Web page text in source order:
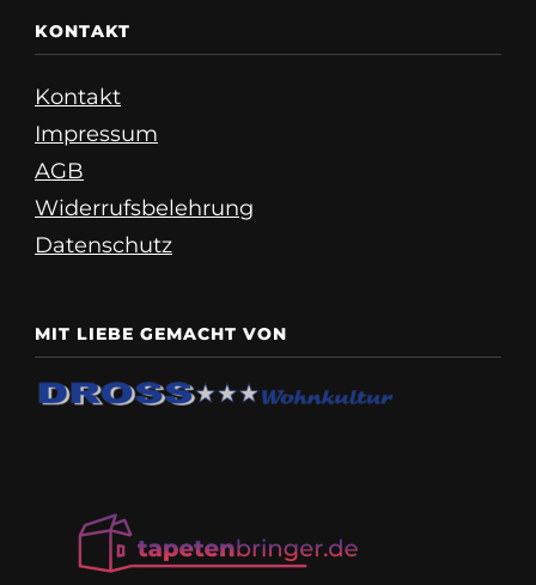
KONTAKT
Kontakt
Impressum
AGB
Widerrufsbelehrung
Datenschutz
MIT LIEBE GEMACHT VON